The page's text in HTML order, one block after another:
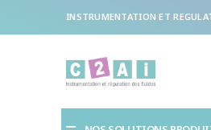
INSTRUMENTATION ET